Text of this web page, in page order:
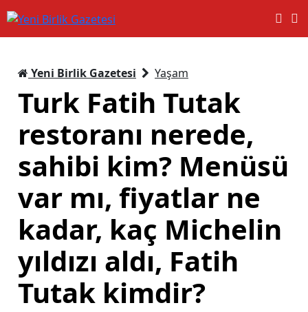
Yeni Birlik Gazetesi Yaşam
Turk Fatih Tutak
restoranı nerede,
sahibi kim? Menüsü
var mı, fiyatlar ne
kadar, kaç Michelin
yıldızı aldı, Fatih
Tutak kimdir?